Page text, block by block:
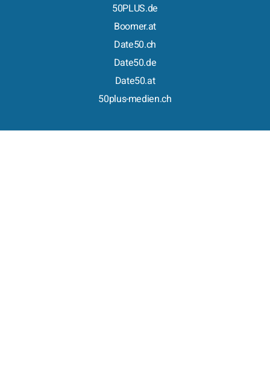
50PLUS.de
Boomer.at
Date50.ch
Date50.de
Date50.at
50plus-medien.ch